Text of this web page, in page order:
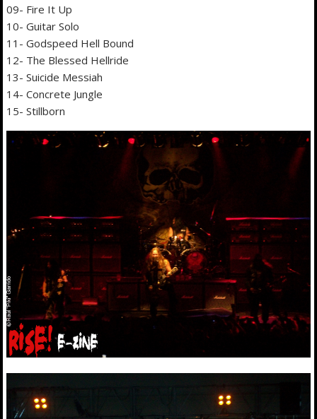
09- Fire It Up
10- Guitar Solo
11- Godspeed Hell Bound
12- The Blessed Hellride
13- Suicide Messiah
14- Concrete Jungle
15- Stillborn